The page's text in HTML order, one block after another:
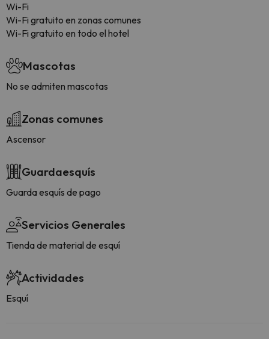
Wi-Fi
Wi-Fi gratuito en zonas comunes
Wi-Fi gratuito en todo el hotel
Mascotas
No se admiten mascotas
Zonas comunes
Ascensor
Guardaesquís
Guarda esquís de pago
Servicios Generales
Tienda de material de esquí
Actividades
Esquí